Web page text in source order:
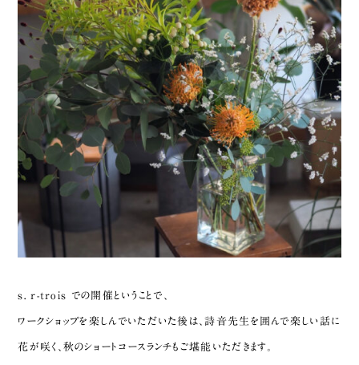
s. r-trois での開催ということで、
ワークショップを楽しんでいただいた後は、詩音先生を囲んで楽しい話に
花が咲く、秋のショートコースランチもご堪能いただきます。